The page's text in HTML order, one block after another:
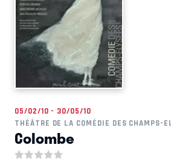
05/02/10 - 30/05/10
THÉÂTRE DE LA COMÉDIE DES CHAMPS-
Colombe